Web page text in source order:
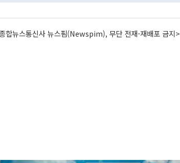
합뉴스통신사 뉴스핌(Newspim), 무단 전재-재배포 금지>